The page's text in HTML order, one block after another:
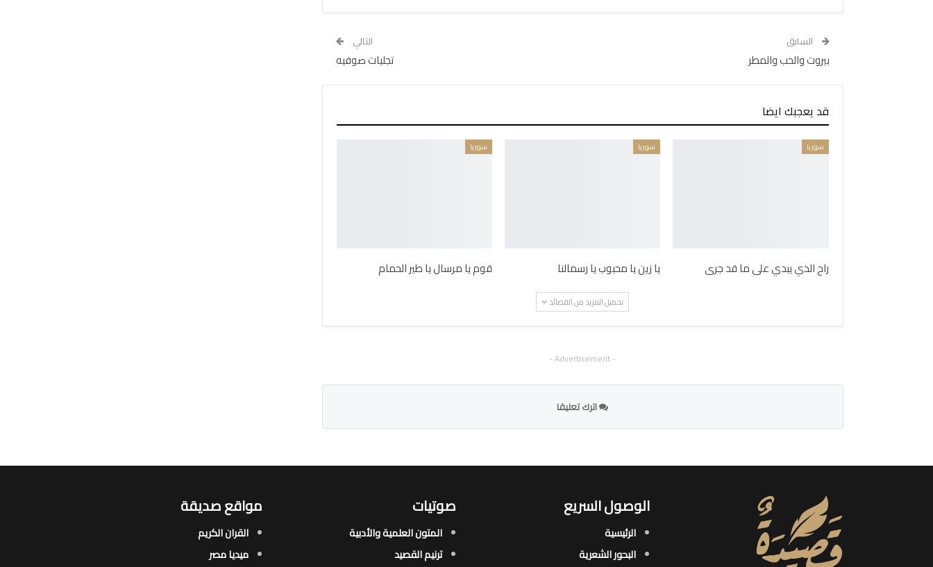
السابق
بيروت والحب والمطر
التالي
تجليات صوفيه
قد يعجبك ايضا
سوريا
راح الذي يبدي على ما قد جرى
سوريا
يا زين يا محبوب يا رسمالنا
سوريا
قوم يا مرسال يا طير الحمام
تحميل المزيد من القصائد
- Advertisement -
اترك تعليقا
الوصول السريع
الرئيسية
البحور الشعرية​
صوتيات
المتون العلمية والأدبية
ترنيم القصيد
مواقع صديقة
القران الكريم
ميديا مصر